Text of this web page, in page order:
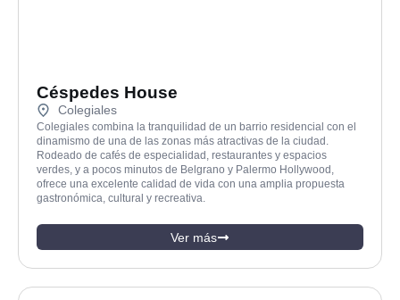
Céspedes House
Colegiales
Colegiales combina la tranquilidad de un barrio residencial con el
dinamismo de una de las zonas más atractivas de la ciudad.
Rodeado de cafés de especialidad, restaurantes y espacios
verdes, y a pocos minutos de Belgrano y Palermo Hollywood,
ofrece una excelente calidad de vida con una amplia propuesta
gastronómica, cultural y recreativa.
Ver más